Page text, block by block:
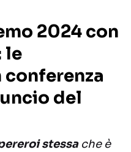
2024 con
le
del
stessache è